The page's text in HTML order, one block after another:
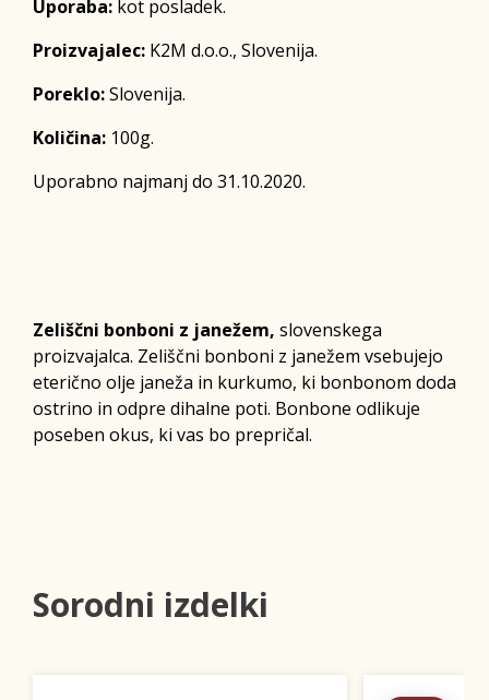
Uporaba: kot posladek.
Proizvajalec: K2M d.o.o., Slovenija.
Poreklo:Slovenija.
Količina: 100g.
Uporabno najmanj do 31.10.2020.
Zeliščni bonboni z janežem, slovenskega
proizvajalca. Zeliščni bonboni z janežem vsebujejo
eterično olje janeža in kurkumo, ki bonbonom doda
ostrino in odpre dihalne poti. Bonbone odlikuje
poseben okus, ki vas bo prepričal.
Sorodni izdelki